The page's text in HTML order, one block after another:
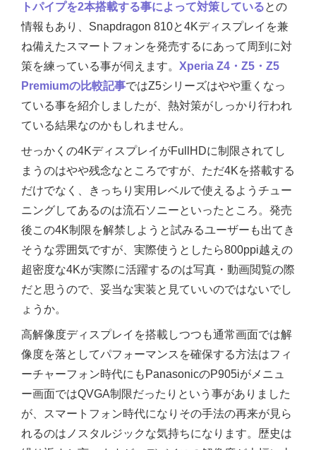
トパイプを2本搭載する事によって対策しているとの
情報もあり、Snapdragon 810と4Kディスプレイを兼
ね備えたスマートフォンを発売するにあって周到に対
策を練っている事が伺えます。 Xperia Z4・Z5・Z5
Premiumの比較記事ではZ5シリーズはやや重くなっ
ている事を紹介しましたが、熱対策がしっかり行われ
ている結果なのかもしれません。
せっかくの4KディスプレイがFullHDに制限されてし
まうのはやや残念なところですが、ただ4Kを搭載する
だけでなく、きっちり実用レベルで使えるようチュー
ニングしてあるのは流石ソニーといったところ。発売
後この4K制限を解禁しようと試みるユーザーも出てき
そうな雰囲気ですが、実際使うとしたら800ppi越えの
超密度な4Kが実際に活躍するのは写真・動画閲覧の際
だと思うので、妥当な実装と見ていいのではないでし
ょうか。
高解像度ディスプレイを搭載しつつも通常画面では解
像度を落としてパフォーマンスを確保する方法はフィ
ーチャーフォン時代にもPanasonicのP905iがメニュ
ー画面ではQVGA制限だったりという事がありました
が、スマートフォン時代になりその手法の再来が見ら
れるのはノスタルジックな気持ちになります。歴史は